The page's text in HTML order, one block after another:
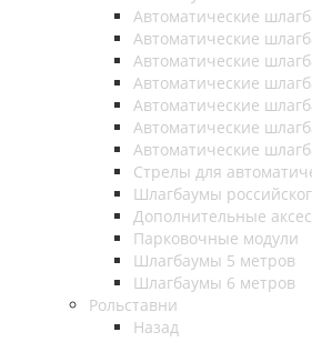
Автоматические
Автоматические
Автоматические
Автоматические
Автоматические
Автоматические
Автоматические
Стрелы для
Шлагбаумы
Дополнительные
Парковочные модули
Шлагбаумы 5 метров
Шлагбаумы 6 метров
Рольставни
Назад